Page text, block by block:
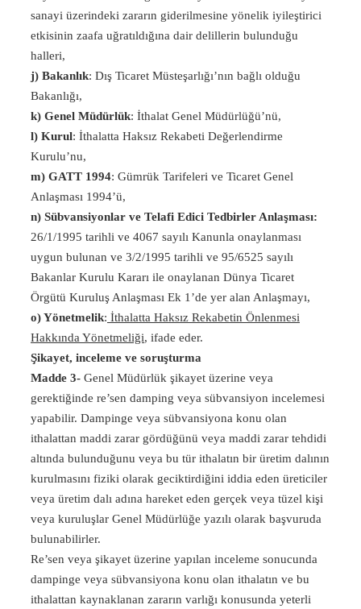
sanayi üzerindeki zararın giderilmesine yönelik iyileştirici
etkisinin zaafa uğratıldığına dair delillerin bulunduğu
halleri,
j) Bakanlık: Dış Ticaret Müsteşarlığı’nın bağlı olduğu
Bakanlığı,
k) Genel Müdürlük: İthalat Genel Müdürlüğü’nü,
l) Kurul: İthalatta Haksız Rekabeti Değerlendirme
Kurulu’nu,
m) GATT 1994: Gümrük Tarifeleri ve Ticaret Genel
Anlaşması 1994’ü,
n) Sübvansiyonlar ve Telafi Edici Tedbirler Anlaşması:
26/1/1995 tarihli ve 4067 sayılı Kanunla onaylanması
uygun bulunan ve 3/2/1995 tarihli ve 95/6525 sayılı
Bakanlar Kurulu Kararı ile onaylanan Dünya Ticaret
Örgütü Kuruluş Anlaşması Ek 1’de yer alan Anlaşmayı,
o) Yönetmelik: İthalatta Haksız Rekabetin Önlenmesi
Hakkında Yönetmeliği, ifade eder.
Şikayet, inceleme ve soruşturma
Madde 3- Genel Müdürlük şikayet üzerine veya
gerektiğinde re’sen damping veya sübvansiyon incelemesi
yapabilir. Dampinge veya sübvansiyona konu olan
ithalattan maddi zarar gördüğünü veya maddi zarar tehdidi
altında bulunduğunu veya bu tür ithalatın bir üretim dalının
kurulmasını fiziki olarak geciktirdiğini iddia eden üreticiler
veya üretim dalı adına hareket eden gerçek veya tüzel kişi
veya kuruluşlar Genel Müdürlüğe yazılı olarak başvuruda
bulunabilirler.
Re’sen veya şikayet üzerine yapılan inceleme sonucunda
dampinge veya sübvansiyona konu olan ithalatın ve bu
ithalattan kaynaklanan zararın varlığı konusunda yeterli